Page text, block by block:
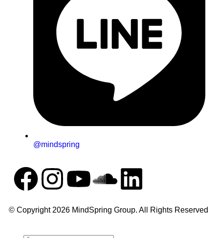
@mindspring
© Copyright 2026 MindSpring Group. All Rights Reserved